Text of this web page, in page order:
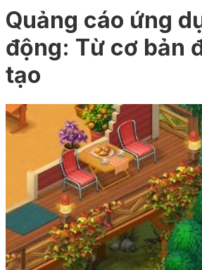
Quảng cáo ứng
động: Từ cơ bản
tạo